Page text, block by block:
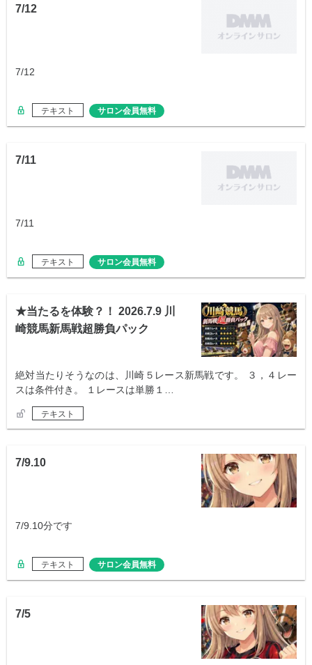
7/12
7/12
テキスト サロン会員無料
7/11
7/11
テキスト サロン会員無料
★当たるを体験？！ 2026.7.9 川
崎競馬新馬戦超勝負パック
絶対当たりそうなのは、川崎５レース新馬戦です。 ３，４レー
スは条件付き。 １レースは単勝１…
テキスト
7/9.10
7/9.10分です
テキスト サロン会員無料
7/5